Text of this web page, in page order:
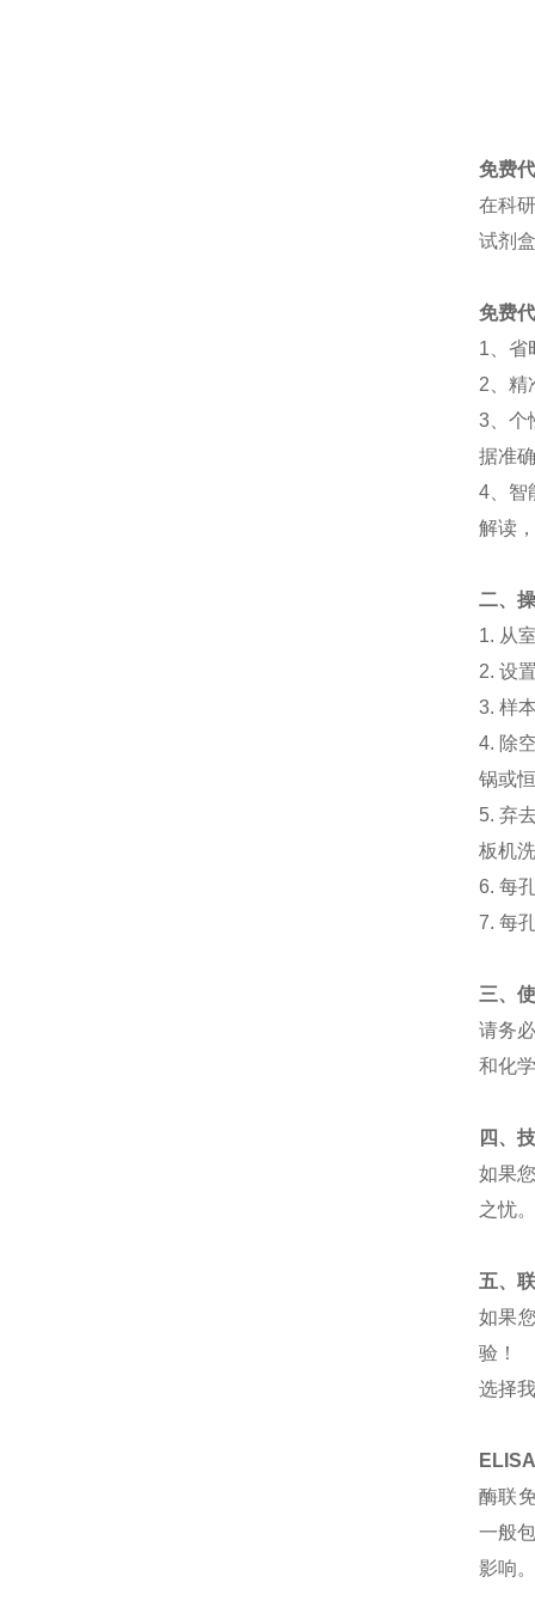
免费
在科
试剂
免费
1
省
2
精
3 、个
据准
4
智
解读
二、
1. 从
2. 设
3. 样
4. 除
锅或
5.弃
板机
6. 每
7. 每
三、
请务
和化
四、
如果
之忧。
五、
如果
验！
选择
酶联
一般
影响